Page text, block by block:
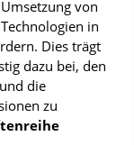
von
in
Dies trägt
dazu bei, den
die
zu